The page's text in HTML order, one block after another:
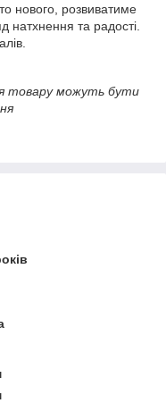
нового, розвиватиме
натхнення та радості.
товару можуть бути